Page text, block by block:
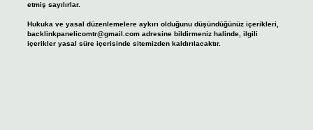
etmiş sayılırlar.
Hukuka ve yasal düzenlemelere aykırı olduğunu düşündüğünüz içerikleri,
backlinkpanelicomtr@gmail.comadresine bildirmeniz halinde, ilgili
içerikler yasal süre içerisinde sitemizden kaldırılacaktır.